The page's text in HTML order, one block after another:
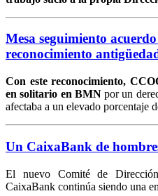
Mesa seguimiento
reconocimiento
Con este reconocimiento,
en solitario en BMNpor un
afectaba a un elevado porcentaje
Un CaixaBank de
El nuevo Comité de
CaixaBank continúa siendo una